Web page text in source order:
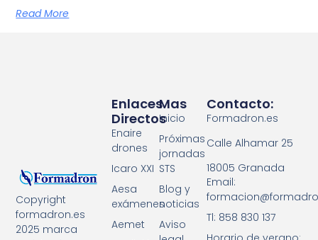
Read More
Copyright
formadron.es
2025 marca
Mas
Inicio
Próximas
jornadas
STS
Blog y
noticias
Aviso
Enlaces
Directos
Enaire
drones
Icaro XXI
Aesa
exámenes
Aemet
Contacto:
Formadron.es
Calle Alhamar 25
18005 Granada
Email:
Tl: 858 830 137